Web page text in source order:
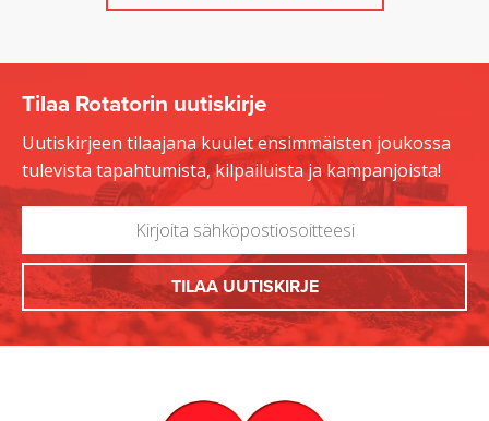
Tilaa Rotatorin uutiskirje
Uutiskirjeen tilaajana kuulet ensimmäisten joukossa
tulevista tapahtumista, kilpailuista ja kampanjoista!